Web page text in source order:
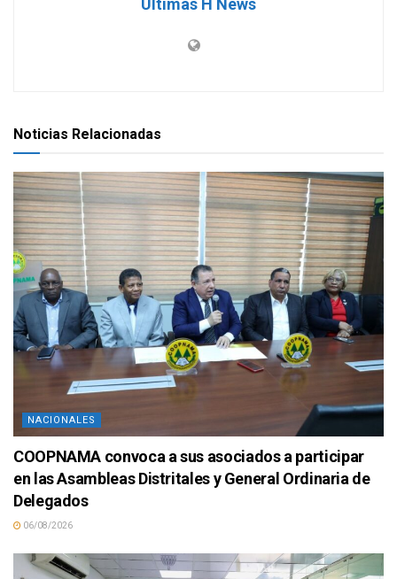
Últimas H News
Noticias Relacionadas
NACIONALES
COOPNAMA convoca a sus asociados a participar
en las Asambleas Distritales y General Ordinaria de
Delegados
06/08/2026